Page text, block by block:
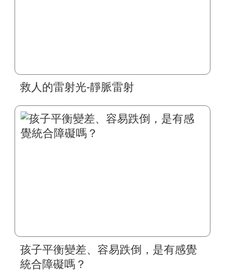
救人的雷射光-靜脈雷射
孩子平衡變差、容易跌倒，是有感覺
統合障礙嗎？